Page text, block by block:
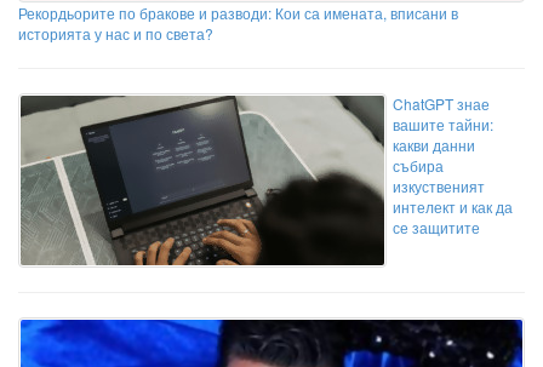
Рекордьорите по бракове и разводи: Кои са имената, вписани в
историята у нас и по света?
ChatGPT знае
вашите тайни:
какви данни
събира
изкуственият
интелект и как да
се защитите